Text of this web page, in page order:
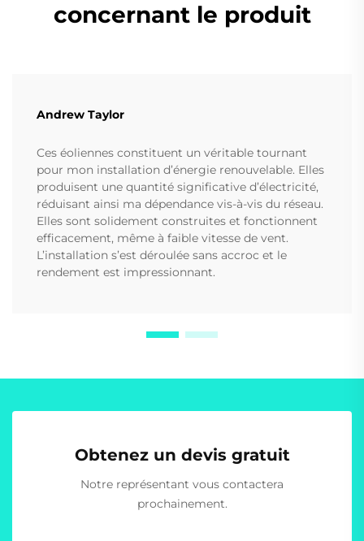
concernant le produit
Andrew Taylor
Ces éoliennes constituent un véritable tournant
pour mon installation d’énergie renouvelable. Elles
produisent une quantité significative d’électricité,
réduisant ainsi ma dépendance vis-à-vis du réseau.
Elles sont solidement construites et fonctionnent
efficacement, même à faible vitesse de vent.
L’installation s’est déroulée sans accroc et le
rendement est impressionnant.
Obtenez un devis gratuit
Notre représentant vous contactera
prochainement.